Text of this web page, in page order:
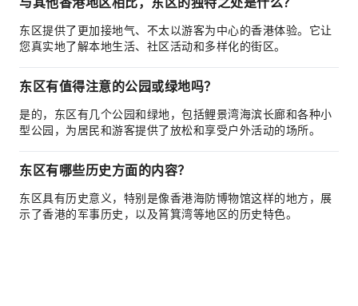
与其他香港地区相比，东区的独特之处是什么？
东区提供了更加接地气、不太以游客为中心的香港体验。它让
您真实地了解本地生活、社区活动和多样化的街区。
东区有值得注意的公园或绿地吗？
是的，东区有几个公园和绿地，包括鲤景湾海滨长廊和各种小
型公园，为居民和游客提供了放松和享受户外活动的场所。
东区有哪些历史方面的内容？
东区具有历史意义，特别是像香港海防博物馆这样的地方，展
示了香港的军事历史，以及筲箕湾等地区的历史特色。